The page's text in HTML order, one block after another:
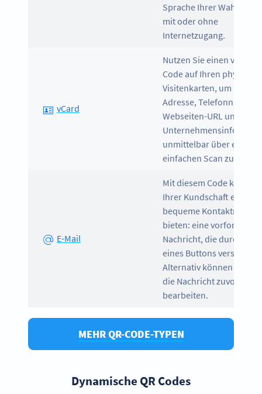
Sprache Ihrer Wahl –
mit oder ohne
Internetzugang.
vCard
Nutzen Sie einen vCard-
Code auf Ihren
Visitenkarten, um Ihre E-
Adresse,
Webseiten-URL und
Unternehmensinfos
unmittelbar über einen
einfachen Scan zu teilen.
E-Mail
Mit diesem Code können
Ihrer Kundschaft eine
bequeme
bieten: eine
Nachricht, die durch
eines Buttons versendet
Alternativ können
die Nachricht zuvor auch
bearbeiten.
MEHR QR-CODE-TYPEN
Dynamische QR Codes